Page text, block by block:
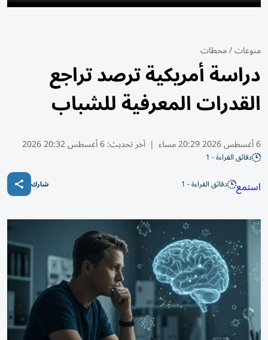
منوعات/محطات
دراسة أمريكية ترصد تراجع
القدرات المعرفية للشباب
6 أغسطس 2026 20:29 مساء | آخر تحديث:6 أغسطس 20:32 2026
دقائق القراءة - 1
استمع دقائق القراءة - 1 شارك